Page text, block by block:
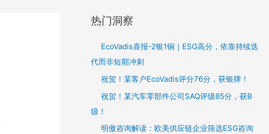
热门洞察
EcoVadis喜报-2银1铜｜ESG高分，依靠持续迭
代而非短期冲刺
祝贺！某客户EcoVadis评分76分，获银牌！
祝贺！某汽车零部件公司SAQ评级85分，获B
级！
明傲咨询解读：欧美供应链企业筛选ESG咨询